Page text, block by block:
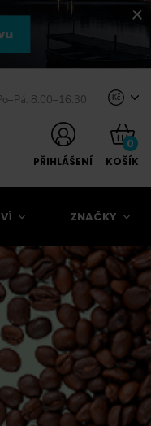
8:00–16:30 Kč
PŘIHLÁŠENÍ
0
KOŠÍK
ZNAČKY